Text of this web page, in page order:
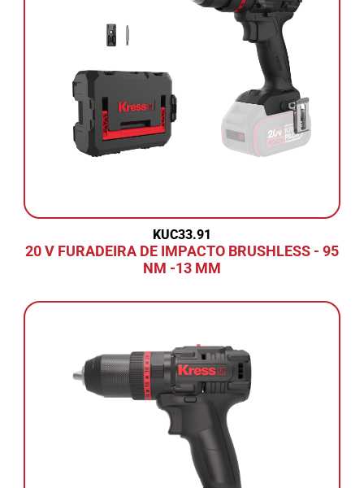
KUC33.91
20 V FURADEIRA DE IMPACTO BRUSHLESS - 95
NM -13 MM